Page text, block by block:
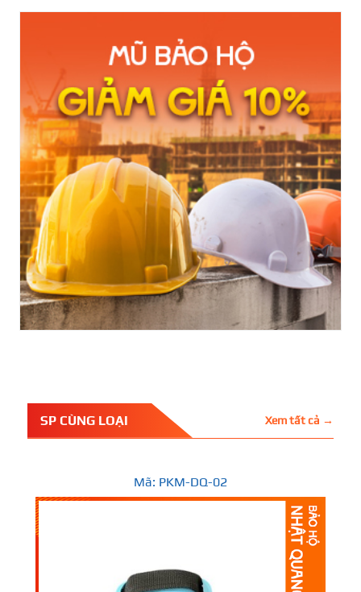
SP CÙNG LOẠI Xem tất cả →
Mã: PKM-DQ-02